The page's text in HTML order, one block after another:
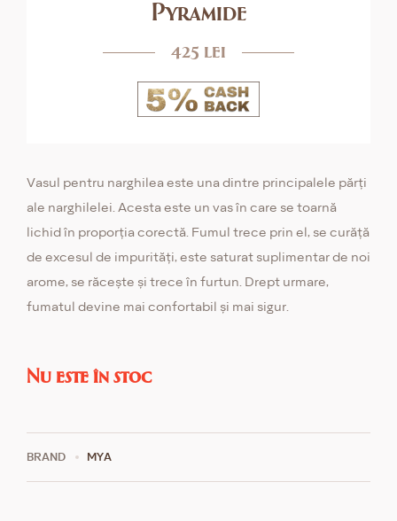
Pyramide
425 lei
Vasul pentru narghilea este una dintre principalele părți
ale narghilelei. Acesta este un vas în care se toarnă
lichid în proporția corectă. Fumul trece prin el, se curăță
de excesul de impurități, este saturat suplimentar de noi
arome, se răcește și trece în furtun. Drept urmare,
fumatul devine mai confortabil și mai sigur.
Nu este în stoc
BRAND MYA